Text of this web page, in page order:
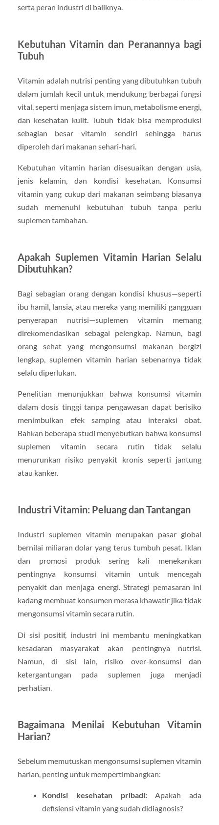
serta peran industri di baliknya.
Kebutuhan Vitamin dan Peranannya bagi
Tubuh
Vitamin adalah nutrisi penting yang dibutuhkan tubuh
dalam jumlah kecil untuk mendukung berbagai fungsi
vital, seperti menjaga sistem imun, metabolisme energi,
dan kesehatan kulit. Tubuh tidak bisa memproduksi
sebagian besar vitamin sendiri sehingga harus
diperoleh dari makanan sehari-hari.
Kebutuhan vitamin harian disesuaikan dengan usia,
jenis kelamin, dan kondisi kesehatan. Konsumsi
vitamin yang cukup dari makanan seimbang biasanya
sudah memenuhi kebutuhan tubuh tanpa perlu
suplemen tambahan.
Apakah Suplemen Vitamin Harian Selalu
Dibutuhkan?
Bagi sebagian orang dengan kondisi khusus—seperti
ibu hamil, lansia, atau mereka yang memiliki gangguan
penyerapan nutrisi—suplemen vitamin memang
direkomendasikan sebagai pelengkap. Namun, bagi
orang sehat yang mengonsumsi makanan bergizi
lengkap, suplemen vitamin harian sebenarnya tidak
selalu diperlukan.
Penelitian menunjukkan bahwa konsumsi vitamin
dalam dosis tinggi tanpa pengawasan dapat berisiko
menimbulkan efek samping atau interaksi obat.
Bahkan beberapa studi menyebutkan bahwa konsumsi
suplemen vitamin secara rutin tidak selalu
menurunkan risiko penyakit kronis seperti jantung
atau kanker.
Industri Vitamin: Peluang dan Tantangan
Industri suplemen vitamin merupakan pasar global
bernilai miliaran dolar yang terus tumbuh pesat. Iklan
dan promosi produk sering kali menekankan
pentingnya konsumsi vitamin untuk mencegah
penyakit dan menjaga energi. Strategi pemasaran ini
kadang membuat konsumen merasa khawatir jika tidak
mengonsumsi vitamin secara rutin.
Di sisi positif, industri ini membantu meningkatkan
kesadaran masyarakat akan pentingnya nutrisi.
Namun, di sisi lain, risiko over-konsumsi dan
ketergantungan pada suplemen juga menjadi
perhatian.
Bagaimana Menilai Kebutuhan Vitamin
Harian?
Sebelum memutuskan mengonsumsi suplemen vitamin
harian, penting untuk mempertimbangkan:
Kondisi kesehatan pribadi:Apakah ada
defisiensi vitamin yang sudah didiagnosis?